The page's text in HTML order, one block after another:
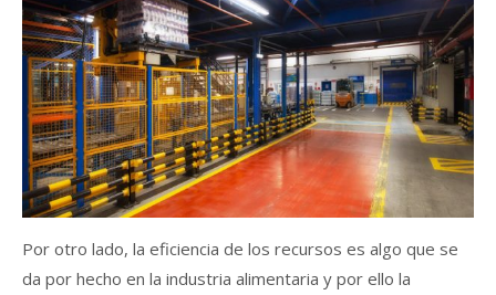
Por otro lado, la eficiencia de los recursos es algo que se
da por hecho en la industria alimentaria y por ello la